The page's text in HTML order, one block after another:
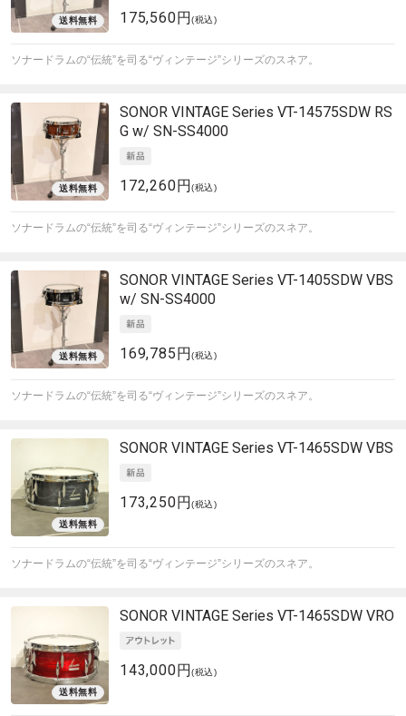
175,560円(税込)
ソナードラムの“伝統”を司る“ヴィンテージ”シリーズのスネア。
SONOR VINTAGE Series VT-14575SDW RS
G w/ SN-SS4000
172,260円(税込)
ソナードラムの“伝統”を司る“ヴィンテージ”シリーズのスネア。
SONOR VINTAGE Series VT-1405SDW VBS
w/ SN-SS4000
169,785円(税込)
ソナードラムの“伝統”を司る“ヴィンテージ”シリーズのスネア。
SONOR VINTAGE Series VT-1465SDW VBS
173,250円(税込)
ソナードラムの“伝統”を司る“ヴィンテージ”シリーズのスネア。
SONOR VINTAGE Series VT-1465SDW VRO
143,000円(税込)